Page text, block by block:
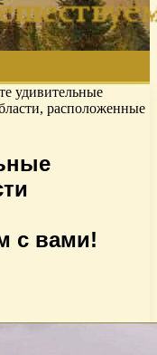
удивительные
расположенные
с вами!